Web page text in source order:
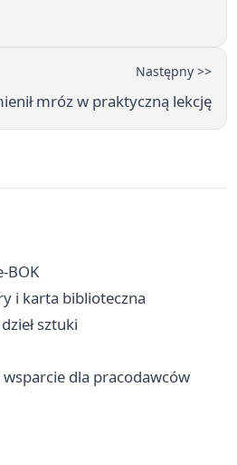
Następny >>
mróz w praktyczną lekcję
BOK
i karta biblioteczna
sztuki
dla pracodawców